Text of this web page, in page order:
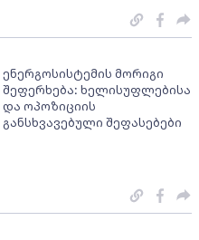
ენერგოსისტემის მორიგი
შეფერხება: ხელისუფლებისა
და ოპოზიციის
განსხვავებული შეფასებები